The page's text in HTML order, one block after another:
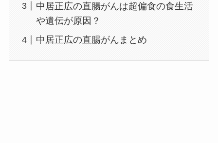
中居正広の直腸がんは超偏食の食生活
や遺伝が原因？
中居正広の直腸がんまとめ